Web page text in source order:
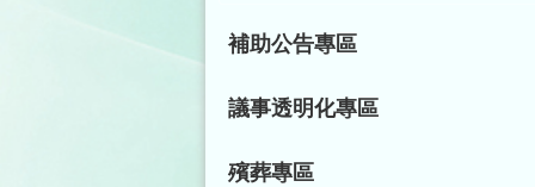
補助公告專區
議事透明化專區
殯葬專區